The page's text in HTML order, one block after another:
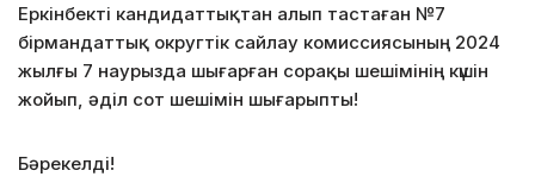
Еркінбекті кандидаттықтан алып тастаған №7
бірмандаттық округтік сайлау комиссиясының 2024
жылғы 7 наурызда шығарған сорақы шешімінің күшін
жойып, әділ сот шешімін шығарыпты!
Бәрекелді!